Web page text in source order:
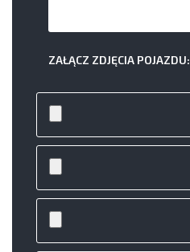
ZAŁĄCZ ZDJĘCIA POJAZDU: